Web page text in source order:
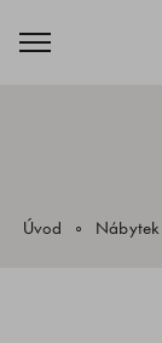
Úvod Nábytek